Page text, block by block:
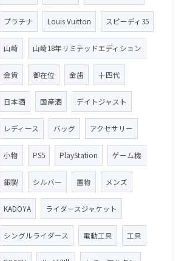
プラチナ Louis Vuitton スピーディ35
山崎 山崎18年リミテッドエディション
金貨 御在位 金歯 十四代
日本酒 国産酒 デイトジャスト
レディース バッグ アクセサリー
小物 PS5 PlayStation ゲーム機
銀製 シルバー 置物 メンズ
KADOYA ライダースジャケット
シングルライダース 電動工具 工具